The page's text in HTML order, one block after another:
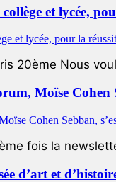
et lycée,
20ème Nous
Moïse Cohen
fois la
d’art et